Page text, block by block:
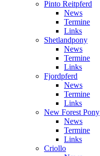
Pinto Reitpferd
News
Termine
Links
Shetlandpony
News
Termine
Links
Fjordpferd
News
Termine
Links
New Forest Pony
News
Termine
Links
Criollo